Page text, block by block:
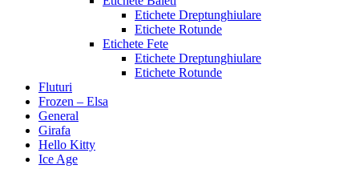
Etichete Dreptunghiulare
Etichete Rotunde
Etichete Fete
Etichete Dreptunghiulare
Etichete Rotunde
Fluturi
Frozen – Elsa
General
Girafa
Hello Kitty
Ice Age